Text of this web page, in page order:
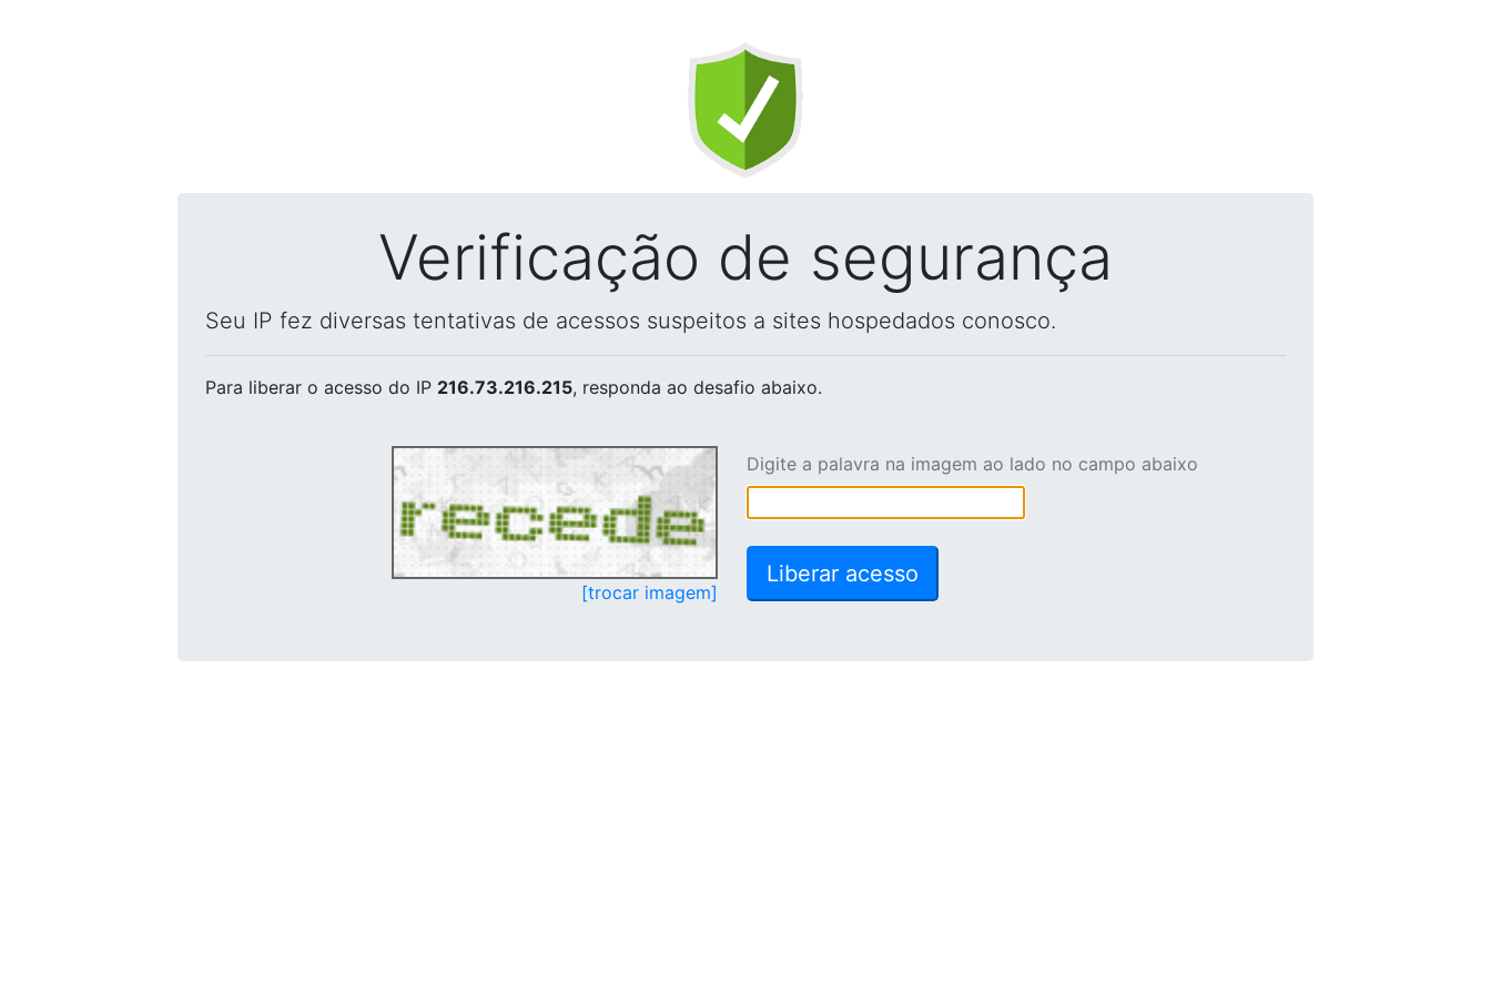
Verificação de segurança
Seu IP fez diversas tentativas de acessos suspeitos a sites hospedados conosco.
Para liberar o acesso do IP 216.73.216.215, responda ao desafio abaixo.
[trocar imagem]
Digite a palavra na imagem ao lado no campo abaixo